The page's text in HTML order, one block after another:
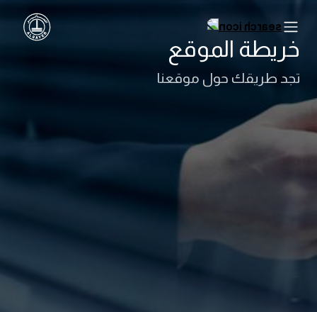
خريطة الموقع
تجد طريقك حول موقعنا